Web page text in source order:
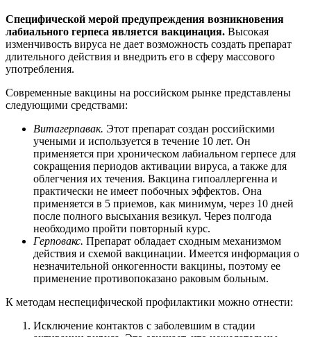
Специфической мерой предупреждения возникновения
лабиального герпеса является вакцинация. Высокая
изменчивость вируса не дает возможность создать препарат
длительного действия и внедрить его в сферу массового
употребления.
Современные вакцины на российском рынке представлены
следующими средствами:
Витагерпавак. Этот препарат создан российскими
учеными и используется в течение 10 лет. Он
применяется при хроническом лабиальном герпесе для
сокращения периодов активации вируса, а также для
облегчения их течения. Вакцина гипоаллергенна и
практически не имеет побочных эффектов. Она
применяется в 5 приемов, как минимум, через 10 дней
после полного высыхания везикул. Через полгода
необходимо пройти повторный курс.
Герповакс. Препарат обладает сходным механизмом
действия и схемой вакцинации. Имеется информация о
незначительной онкогенности вакцины, поэтому ее
применение противопоказано раковым больным.
К методам неспецифической профилактики можно отнести:
Исключение контактов с заболевшим в стадии